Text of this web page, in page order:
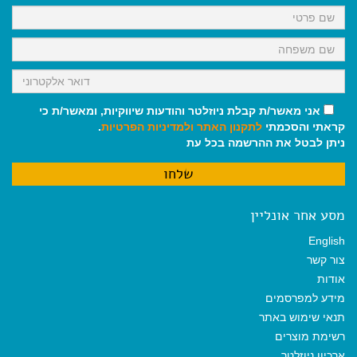
k
p
m
אני מאשר/ת קבלת ניוזלטר והודעות שיווקיות, ומאשר/ת כי
קראתי והסכמתי לתקנון האתר ולמדיניות הפרטיות.
ניתן לבטל את ההרשמה בכל עת
מסע אחר אונליין
English
צור קשר
אודות
מידע למפרסמים
תנאי שימוש באתר
רשימת מוצרים